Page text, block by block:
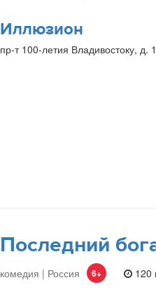
Иллюзион
пр-т 100-летия Владивостоку, д.
Последний
комедия | Россия 6+
120